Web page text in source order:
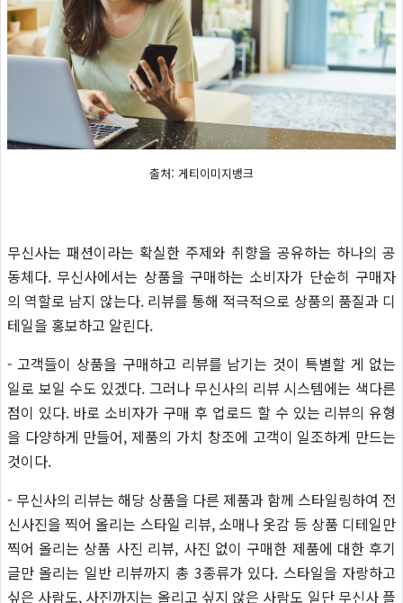
출처: 게티이미지뱅크
무신사는 패션이라는 확실한 주제와 취향을 공유하는 하나의 공
동체다. 무신사에서는 상품을 구매하는 소비자가 단순히 구매자
의 역할로 남지 않는다. 리뷰를 통해 적극적으로 상품의 품질과 디
테일을 홍보하고 알린다.
- 고객들이 상품을 구매하고 리뷰를 남기는 것이 특별할 게 없는
일로 보일 수도 있겠다. 그러나 무신사의 리뷰 시스템에는 색다른
점이 있다. 바로 소비자가 구매 후 업로드 할 수 있는 리뷰의 유형
을 다양하게 만들어, 제품의 가치 창조에 고객이 일조하게 만드는
것이다.
- 무신사의 리뷰는 해당 상품을 다른 제품과 함께 스타일링하여 전
신사진을 찍어 올리는 스타일 리뷰, 소매나 옷감 등 상품 디테일만
찍어 올리는 상품 사진 리뷰, 사진 없이 구매한 제품에 대한 후기
글만 올리는 일반 리뷰까지 총 3종류가 있다. 스타일을 자랑하고
싶은 사람도, 사진까지는 올리고 싶지 않은 사람도 일단 무신사 플